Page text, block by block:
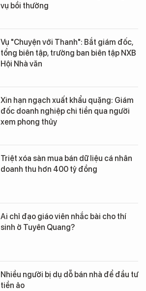
vụ bồi thường
Vụ "Chuyện với Thanh": Bắt giám đốc,
tổng biên tập, trưởng ban biên tập NXB
Hội Nhà văn
Xin hạn ngạch xuất khẩu quặng: Giám
đốc doanh nghiệp chi tiền qua người
xem phong thủy
Triệt xóa sàn mua bán dữ liệu cá nhân
doanh thu hơn 400 tỷ đồng
Ai chỉ đạo giáo viên nhắc bài cho thí
sinh ở Tuyên Quang?
Nhiều người bị dụ dỗ bán nhà để đầu tư
tiền ảo